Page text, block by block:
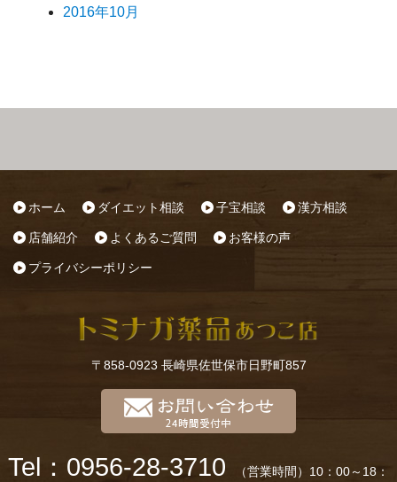
2016年10月
ホーム ダイエット相談 子宝相談 漢方相談
店舗紹介 よくあるご質問 お客様の声
プライバシーポリシー
〒858-0923 長崎県佐世保市日野町857
Tel：0956-28-3710 （営業時間）10：00～18：